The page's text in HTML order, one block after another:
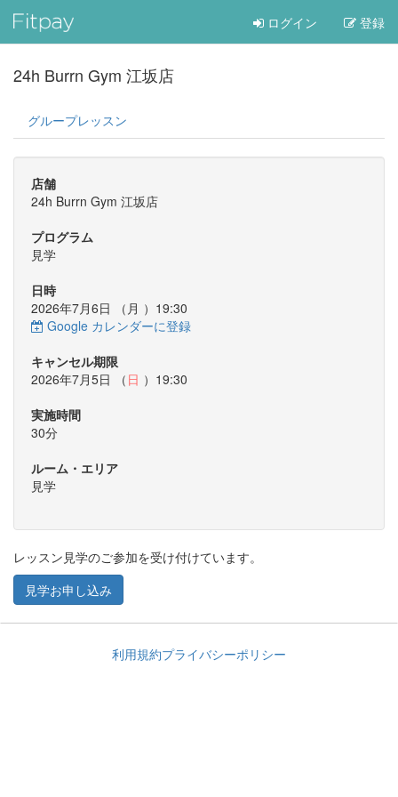
ログイン 登録
24h Burrn Gym 江坂店
グループレッスン
店舗
24h Burrn Gym 江坂店
プログラム
見学
日時
2026年7月6日 （ 月 ）19:30
Google カレンダーに登録
キャンセル期限
2026年7月5日 （ 日 ）19:30
実施時間
30分
ルーム・エリア
見学
レッスン見学のご参加を受け付けています。
見学お申し込み
利用規約プライバシーポリシー